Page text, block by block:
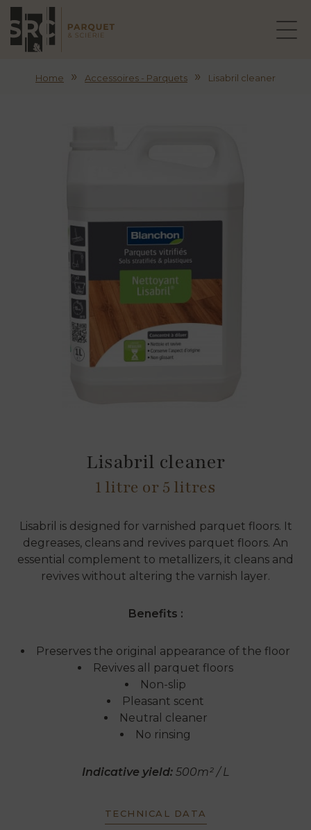
Home » Accessoires - Parquets » Lisabril cleaner
Lisabril cleaner
1 litre or 5 litres
Lisabril is designed for varnished parquet floors. It
degreases, cleans and revives parquet floors. An
essential complement to metallizers, it cleans and
revives without altering the varnish layer.
Benefits :
Preserves the original appearance of the floor
Revives all parquet floors
Non-slip
Pleasant scent
Neutral cleaner
No rinsing
Indicative yield: 500m² / L
TECHNICAL DATA